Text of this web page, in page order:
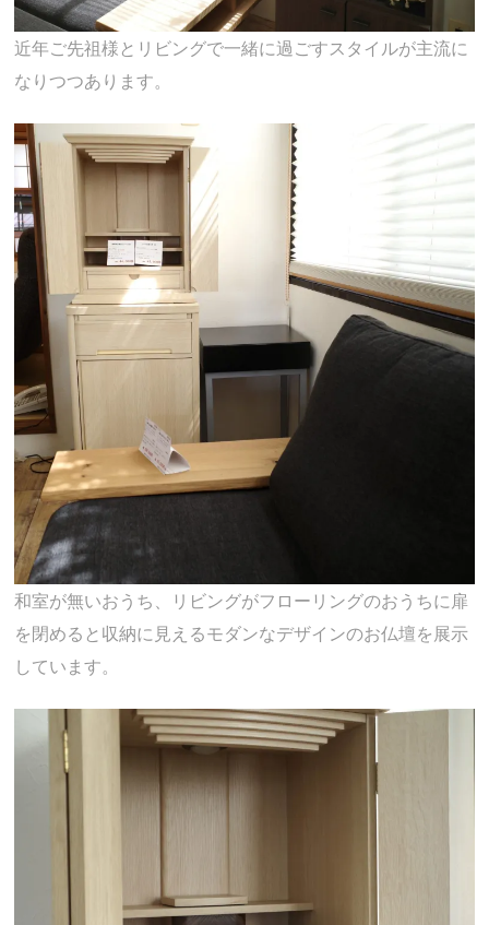
近年ご先祖様とリビングで一緒に過ごすスタイルが主流に
なりつつあります。
和室が無いおうち、リビングがフローリングのおうちに扉
を閉めると収納に見えるモダンなデザインのお仏壇を展示
しています。